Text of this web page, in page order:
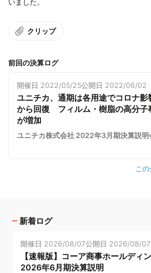
クリップ
前回の決算ログ
開催日 2022/05/25公開日 2022/06/02
ユニチカ、通期は各用途でコロナ影
から回復 フィルム・樹脂の高分子
が増加
ユニチカ株式会社 2022年3月期決算説明
こ
新着ログ
開催日 2026/08/07公開日 2026/08/07
【速報版】コーア商事ホールディ
2026年6月期決算説明